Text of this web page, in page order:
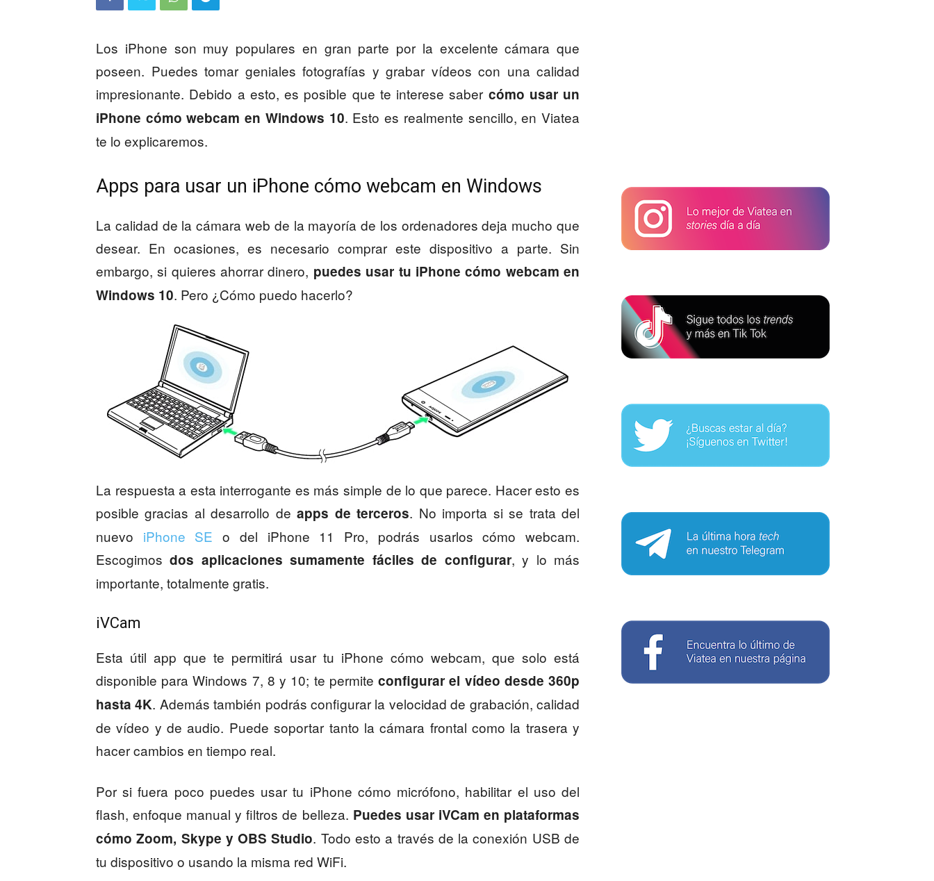
Los iPhone son muy populares en gran parte por la excelente cámara que
poseen. Puedes tomar geniales fotografías y grabar vídeos con una calidad
impresionante. Debido a esto, es posible que te interese saber cómo usar un
iPhone cómo webcam en Windows 10. Esto es realmente sencillo, en Viatea
te lo explicaremos.
Apps para usar un iPhone cómo webcam en Windows
La calidad de la cámara web de la mayoría de los ordenadores deja mucho que
desear. En ocasiones, es necesario comprar este dispositivo a parte. Sin
embargo, si quieres ahorrar dinero, puedes usar tu iPhone cómo webcam en
Windows 10. Pero ¿Cómo puedo hacerlo?
La respuesta a esta interrogante es más simple de lo que parece. Hacer esto es
posible gracias al desarrollo deapps de terceros. No importa si se trata del
nuevo iPhone SE o del iPhone 11 Pro, podrás usarlos cómo webcam.
Escogimosdos aplicaciones sumamente fáciles de configurar, y lo más
importante, totalmente gratis.
iVCam
Esta útil app que te permitirá usar tu iPhone cómo webcam, que solo está
disponible para Windows 7, 8 y 10; te permiteconfigurar el vídeo desde 360p
hasta 4K. Además también podrás configurar la velocidad de grabación, calidad
de vídeo y de audio. Puede soportar tanto la cámara frontal como la trasera y
hacer cambios en tiempo real.
Por si fuera poco puedes usar tu iPhone cómo micrófono, habilitar el uso del
flash, enfoque manual y filtros de belleza. Puedes usar iVCam en plataformas
cómo Zoom, Skype y OBS Studio. Todo esto a través de la conexión USB de
tu dispositivo o usando la misma red WiFi.